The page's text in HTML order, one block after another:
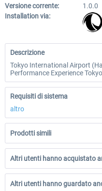
Versione corrente:
1.0.0
Installation via:
Descrizione
Tokyo International Airport
Performance Experience
Requisiti di sistema
altro
Prodotti simili
Altri utenti hanno acquistato
Altri utenti hanno guardato